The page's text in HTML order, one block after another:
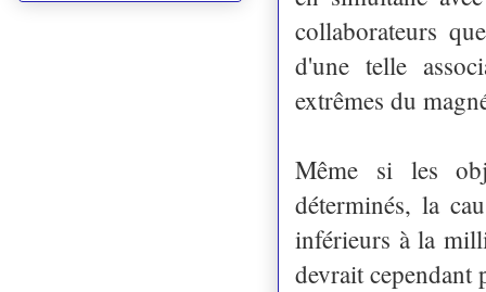
collaborateurs
d'une telle
extrêmes du
Même si les
déterminés, la
inférieurs à la
devrait cependant